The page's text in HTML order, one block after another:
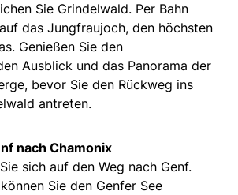
Sie Grindelwald. Per Bahn
das Jungfraujoch, den höchsten
Genießen Sie den
Ausblick und das Panorama der
bevor Sie den Rückweg ins
antreten.
nach Chamonix
sich auf den Weg nach Genf.
Sie den Genfer See